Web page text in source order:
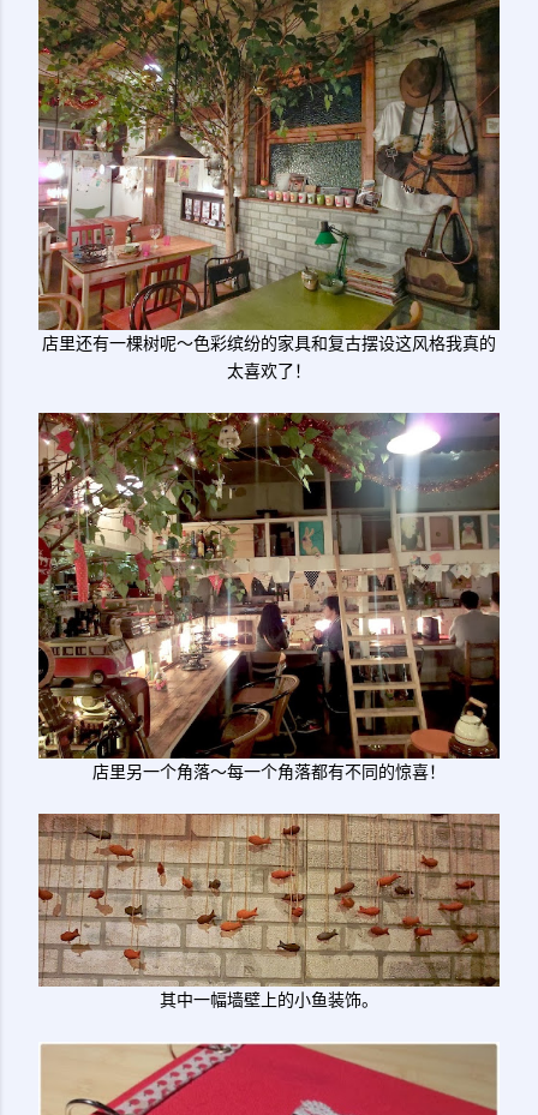
店里还有一棵树呢～色彩缤纷的家具和复古摆设这风格我真的
太喜欢了！
店里另一个角落～每一个角落都有不同的惊喜！
其中一幅墙壁上的小鱼装饰。